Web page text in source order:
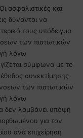
ασφαλιστικές και
δύνανται να
τους υπόδειγμα
των πιστωτικών
λόγω
σύμφωνα με το
συνεκτίμησης
των πιστωτικών
λόγω
δεν λαμβάνει υπόψη
για τον
ανά επιχείρηση